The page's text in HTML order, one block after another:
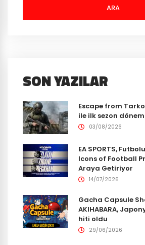
ARA
SON YAZILAR
Escape from
ile ilk sezon
03/08/2026
EA SPORTS,
Icons of Football
Araya Getiriyor
14/07/2026
Gacha Capsule
AKIHABARA,
hiti oldu
29/06/2026